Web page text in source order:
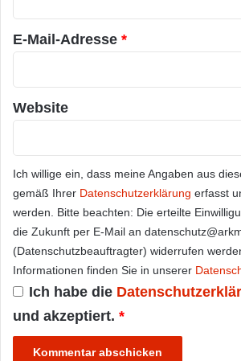
*
E-Mail-Adresse *
Website
Ich willige ein, dass meine Angaben aus
gemäß Ihrer Datenschutzerklärung erfasst
werden. Bitte beachten: Die erteilte
die Zukunft per E-Mail an
(Datenschutzbeauftragter) widerrufen
Informationen finden Sie in unserer
Ich habe die
und akzeptiert. *